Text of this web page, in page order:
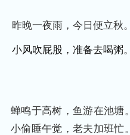
昨晚一夜雨，今日便立秋。
小风吹屁股，准备去喝粥。
蝉鸣于高树，鱼游在池塘。
小偷睡午觉，老夫加班忙。